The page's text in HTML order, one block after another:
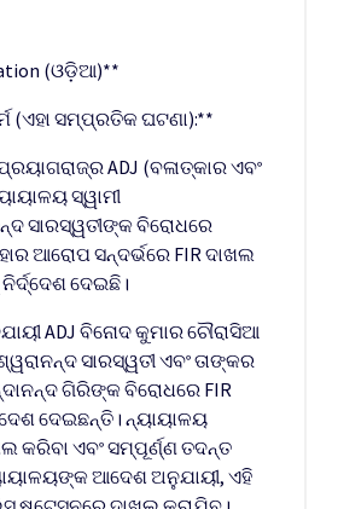
(ଓଡ଼ିଆ)**
(ଏହା ସମ୍ପ୍ରତିକ ଘଟଣା):**
ADJ (ବଳାତ୍କାର ଏବଂ
ସ୍ୱାମୀ
ସାରସ୍ୱତୀଙ୍କ ବିରୋଧରେ
ଆରୋପ ସନ୍ଦର୍ଭରେ FIR ଦାଖଲ
ଦେଇଛି।
ADJ ବିନୋଦ କୁମାର ଚୌରାସିଆ
ସାରସ୍ୱତୀ ଏବଂ ତାଙ୍କର
ଗିରିଙ୍କ ବିରୋଧରେ FIR
ଦେଇଛନ୍ତି। ନ୍ୟାୟାଳୟ
କରିବା ଏବଂ ସମ୍ପୂର୍ଣ୍ଣ ତଦନ୍ତ
ଆଦେଶ ଅନୁଯାୟୀ, ଏହି